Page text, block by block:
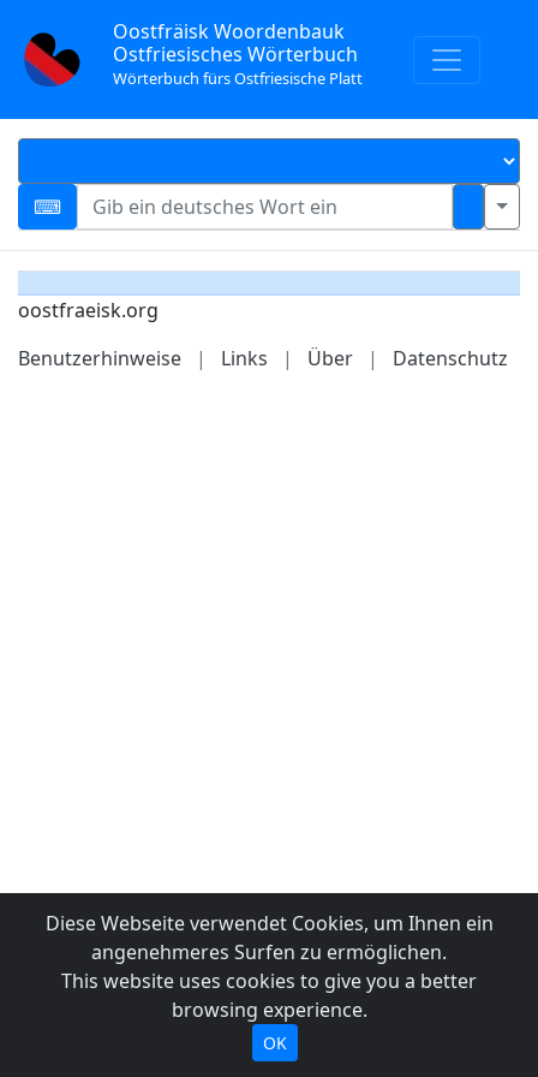
Oostfräisk Woordenbauk
Ostfriesisches Wörterbuch
Wörterbuch fürs Ostfriesische Platt
oostfraeisk.org
Benutzerhinweise
| Links | Über | Datenschutz
Diese Webseite verwendet Cookies, um Ihnen ein
angenehmeres Surfen zu ermöglichen.
This website uses cookies to give you a better
browsing experience.
OK